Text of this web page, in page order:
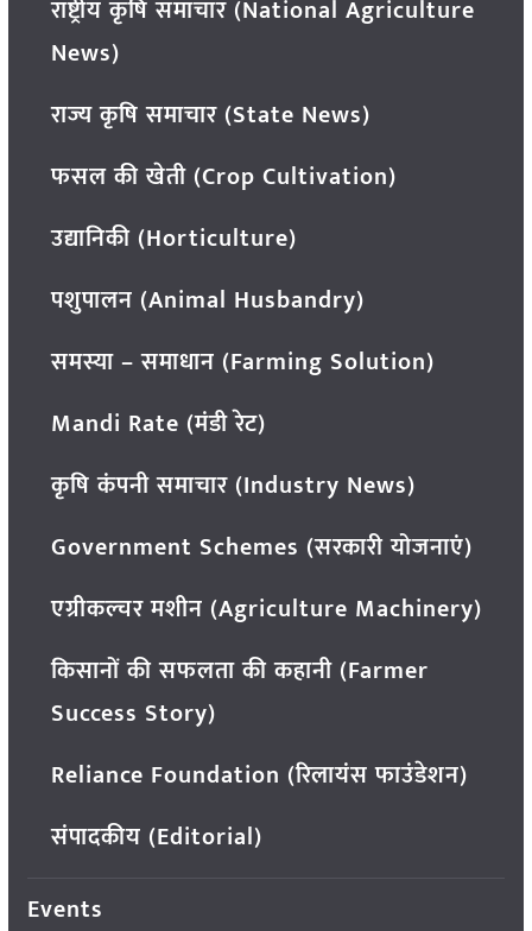
राष्ट्रीय कृषि समाचार (National Agriculture
News)
राज्य कृषि समाचार (State News)
फसल की खेती (Crop Cultivation)
उद्यानिकी (Horticulture)
पशुपालन (Animal Husbandry)
समस्या – समाधान (Farming Solution)
Mandi Rate (मंडी रेट)
कृषि कंपनी समाचार (Industry News)
Government Schemes (सरकारी योजनाएं)
एग्रीकल्चर मशीन (Agriculture Machinery)
किसानों की सफलता की कहानी (Farmer
Success Story)
Reliance Foundation (रिलायंस फाउंडेशन)
संपादकीय (Editorial)
Events